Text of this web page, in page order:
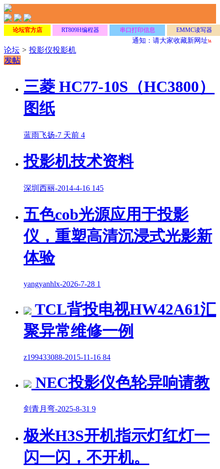
论坛官方店 RT809H编程器 串口打印信息 EMMC读写器
通知：请大家收藏新网址
论坛 > 投影仪投影机
发帖
三菱 HC77-10S（HC3800）
图纸
蓝雨飞扬-7 天前 4
投影机技术资料
深圳西丽-2014-4-16 145
五色cob光源应用于投影
仪，重塑高清沉浸式光影新
体验
yangyanhlx-2026-7-28 1
TCL背投电视HW42A61汇
聚异常维修一例
z199433088-2015-11-16 84
NEC投影仪色轮异响请教
剑青月弯-2025-8-31 9
极米H3S开机指示灯红灯一
闪一闪，不开机。